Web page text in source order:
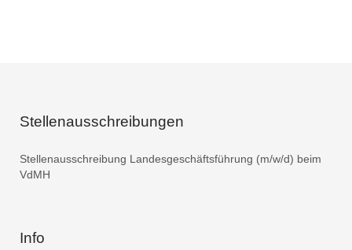
Stellenausschreibungen
Stellenausschreibung Landesgeschäftsführung (m/w/d) beim
VdMH
Info